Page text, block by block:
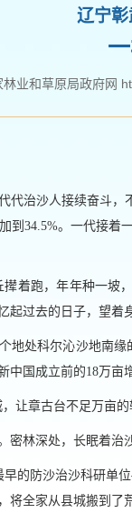
辽宁
林业和草原局政府网
代治沙人接续奋斗
到34.5%。一代接
撵着跑，年年种一坡
起过去的日子，望着
地处科尔沁沙地南缘
中国成立前的18万亩
让章古台不足万亩
密林深处，长眠着治
早的防沙治沙科研
将全家从县城搬到了